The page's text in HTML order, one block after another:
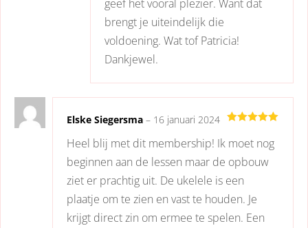
geef het vooral plezier. Want dat
brengt je uiteindelijk die
voldoening. Wat tof Patricia!
Dankjewel.
5uit 5
Elske Siegersma – 16 januari 2024
Heel blij met dit membership! Ik moet nog
beginnen aan de lessen maar de opbouw
ziet er prachtig uit. De ukelele is een
plaatje om te zien en vast te houden. Je
krijgt direct zin om ermee te spelen. Een